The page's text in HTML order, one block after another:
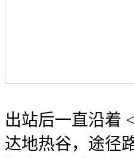
出站后一直沿着
达地热谷，途径